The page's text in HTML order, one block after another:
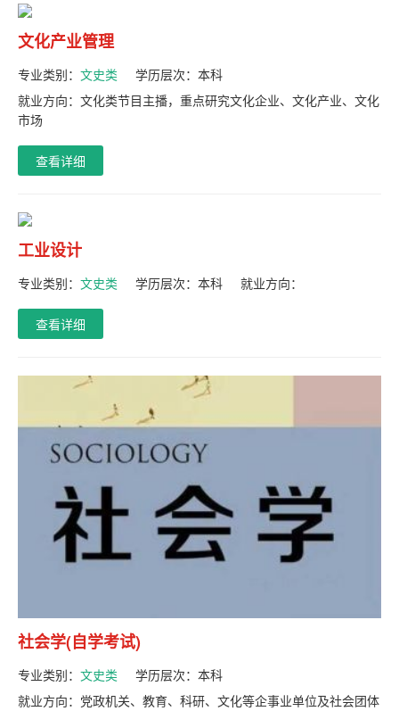
文化产业管理
专业类别： 文史类 学历层次： 本科
就业方向：文化类节目主播，重点研究文化企业、文化产业、文化
市场
查看详细
工业设计
专业类别： 文史类 学历层次： 本科 就业方向：
查看详细
社会学(自学考试)
专业类别： 文史类 学历层次： 本科
就业方向：党政机关、教育、科研、文化等企事业单位及社会团体